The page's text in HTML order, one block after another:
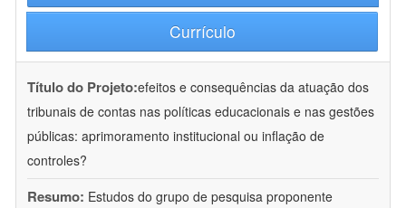
Currículo
Título do Projeto:efeitos e consequências da atuação dos
tribunais de contas nas políticas educacionais e nas gestões
públicas: aprimoramento institucional ou inflação de
controles?
Resumo: Estudos do grupo de pesquisa proponente